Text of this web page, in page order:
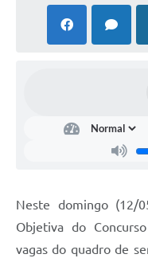
PNAB (Política Nacional
Formulário
Neste domingo (12/
Objetiva do
vagas do quadro de